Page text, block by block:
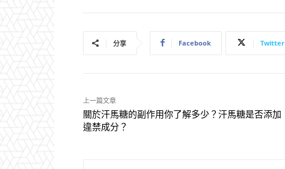
分享 Facebook Twitter
上一篇文章
關於汗馬糖的副作用你了解多少？汗馬糖是否添加
違禁成分？